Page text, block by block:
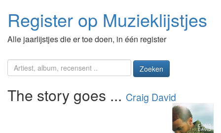
Register op Muzieklijstjes
Alle jaarlijstjes die er toe doen, in één register
Zoeken
The story goes ... Craig David